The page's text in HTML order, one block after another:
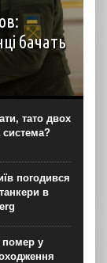
бачать
місці
тато двох
система?
погодився
в
помер у